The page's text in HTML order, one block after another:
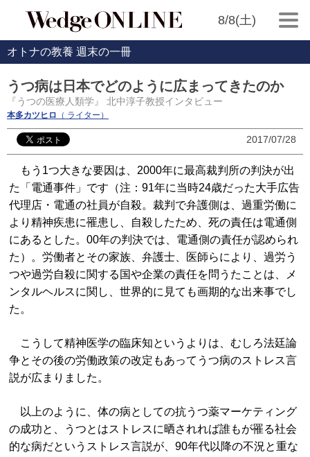
8/8(土)
オトナの教養 週末の一冊
うつ病は日本でどのように広まってきたのか
『うつの医療人類学』 北中淳子教授インタビュー
本多カツヒロ （ ライター）
2017/07/28
もう1つ大きな要因は、2000年に最高裁判所の判決が出
た「電通事件」です（注：91年に当時24歳だった大手広告
代理店・電通の社員が自殺。裁判で弁護側は、過重労働に
より精神疾患に罹患し、自殺したため、死の責任は電通側
にあるとした。00年の判決では、電通側の責任が認められ
た）。労働者とその家族、弁護士、医師らにより、過労う
つや過労自殺に関する国や企業の責任を問うたことは、メ
ンタルヘルスに関し、世界的に見ても画期的な出来事でし
た。
こうして精神医学の臨床知というよりは、むしろ法廷論
争とその後の労働政策の改定もあってうつ病のストレス言
説が広まりました。
以上のように、体の病としての抗うつ薬マーケティング
の成功と、うつとはストレスに晒されれば誰もが罹る社会
的な病だというストレス言説が、90年代以降の不況と重な